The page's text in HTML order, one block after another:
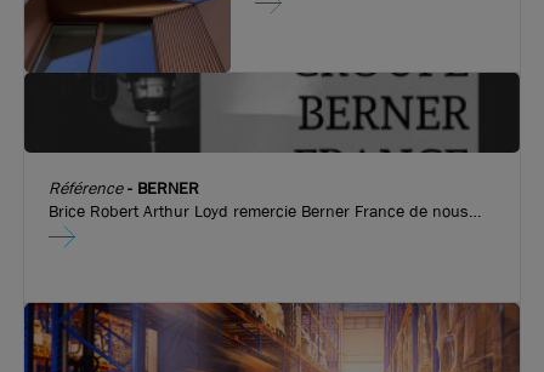
Référence- BERNER
Brice Robert Arthur Loyd remercie Berner France de nous
avoir fait confiance pour l’implantation de leurs nouveaux